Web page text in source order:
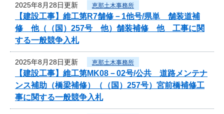
2025年8月28日更新 恵那土木事務所
【建設工事】維工第R7舗修－1他号/県単 舗装道補
修 他（（国）257号 他）舗装補修 他 工事に関
する一般競争入札
2025年8月28日更新 恵那土木事務所
【建設工事】維工第MK08－02号/公共 道路メンテナ
ンス補助（橋梁補修）（（国）257号）宮前橋補修工
事に関する一般競争入札